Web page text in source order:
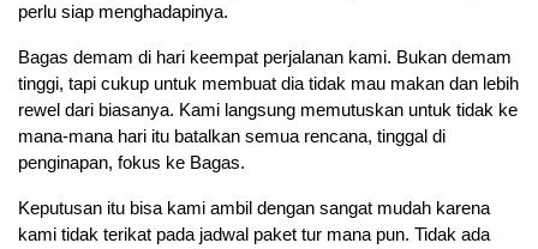
perlu siap menghadapinya.
Bagas demam di hari keempat perjalanan kami. Bukan demam
tinggi, tapi cukup untuk membuat dia tidak mau makan dan lebih
rewel dari biasanya. Kami langsung memutuskan untuk tidak ke
mana-mana hari itu batalkan semua rencana, tinggal di
penginapan, fokus ke Bagas.
Keputusan itu bisa kami ambil dengan sangat mudah karena
kami tidak terikat pada jadwal paket tur mana pun. Tidak ada